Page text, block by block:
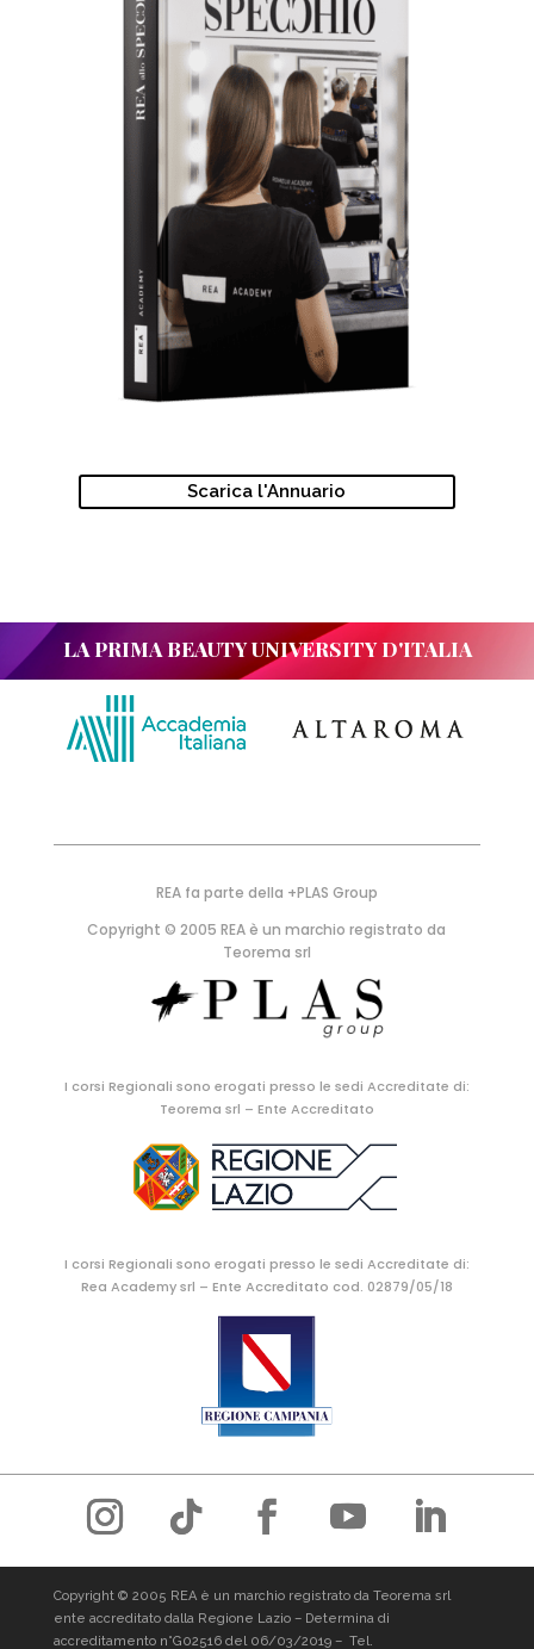
Scarica l'Annuario
LA PRIMA BEAUTY UNIVERSITY D'ITALIA
REA fa parte della +PLAS Group
Copyright © 2005 REA è un marchio registrato da
Teorema srl
I corsi Regionali sono erogati presso le sedi Accreditate di:
Teorema srl – Ente Accreditato
I corsi Regionali sono erogati presso le sedi Accreditate di:
Rea Academy srl – Ente Accreditato cod. 02879/05/18
Copyright © 2005 REA è un marchio registrato da Teorema srl
ente accreditato dalla Regione Lazio – Determina di
accreditamento n°G02516 del 06/03/2019 – Tel.